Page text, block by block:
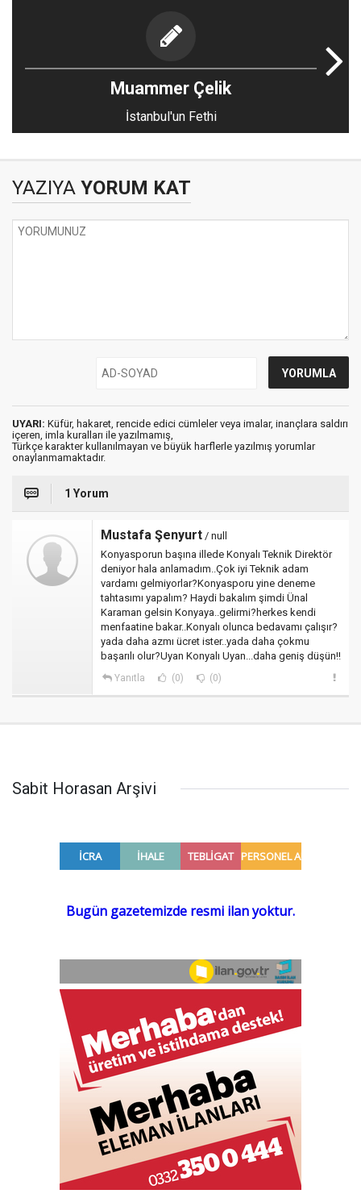
Muammer Çelik
İstanbul'un Fethi
YAZIYA YORUM KAT
UYARI: Küfür, hakaret, rencide edici cümleler veya imalar, inançlara saldırı
içeren, imla kuralları ile yazılmamış,
Türkçe karakter kullanılmayan ve büyük harflerle yazılmış yorumlar
onaylanmamaktadır.
1 Yorum
Mustafa Şenyurt / null
Konyasporun başına illede Konyalı Teknik Direktör
deniyor hala anlamadım..Çok iyi Teknik adam
vardamı gelmiyorlar?Konyasporu yine deneme
tahtasımı yapalım? Haydi bakalım şimdi Ünal
Karaman gelsin Konyaya..gelirmi?herkes kendi
menfaatine bakar..Konyalı olunca bedavamı çalışır?
yada daha azmı ücret ister..yada daha çokmu
başarılı olur?Uyan Konyalı Uyan...daha geniş düşün!!
Yanıtla (0) (0)
Sabit Horasan Arşivi